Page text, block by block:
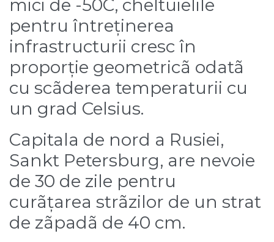
mici de -50C, cheltuielile
pentru întreținerea
infrastructurii cresc în
proporție geometricã odatã
cu scãderea temperaturii cu
un grad Celsius.
Capitala de nord a Rusiei,
Sankt Petersburg, are nevoie
de 30 de zile pentru
curãțarea strãzilor de un strat
de zãpadã de 40 cm.